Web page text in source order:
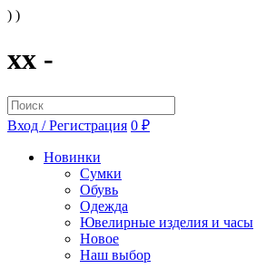
) )
xx -
Вход / Регистрация 0 ₽
Новинки
Сумки
Обувь
Одежда
Ювелирные изделия и часы
Новое
Наш выбор